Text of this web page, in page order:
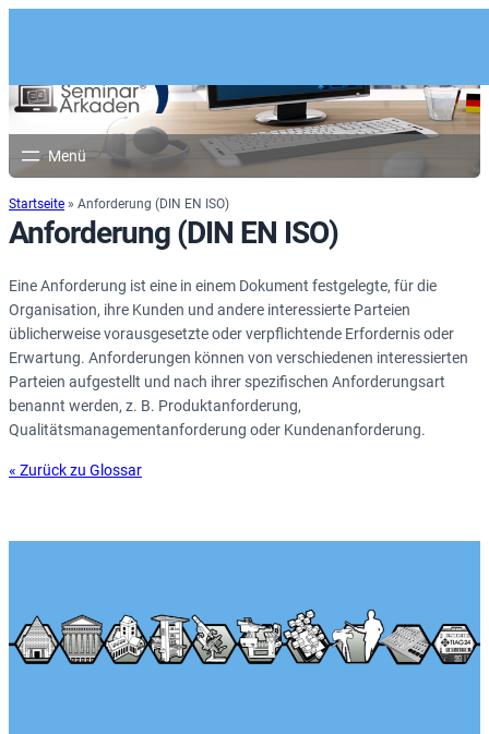
Startseite » Anforderung (DIN EN ISO)
Anforderung (DIN EN ISO)
Eine Anforderung ist eine in einem Dokument festgelegte, für die
Organisation, ihre Kunden und andere interessierte Parteien
üblicherweise vorausgesetzte oder verpflichtende Erfordernis oder
Erwartung. Anforderungen können von verschiedenen interessierten
Parteien aufgestellt und nach ihrer spezifischen Anforderungsart
benannt werden, z. B. Produktanforderung,
Qualitätsmanagementanforderung oder Kundenanforderung.
« Zurück zu Glossar